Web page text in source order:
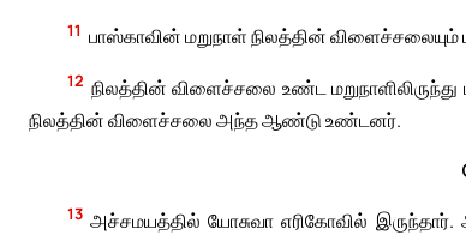
11 பாஸ்காவின் மறுநாள் நிலத்தின்
12 நிலத்தின் விளைச்சலை உண்ட
நிலத்தின் விளைச்சலை அந்த ஆண்டு உண்டனர்.
13 அச்சமயத்தில் யோசுவா எரிகோவில்